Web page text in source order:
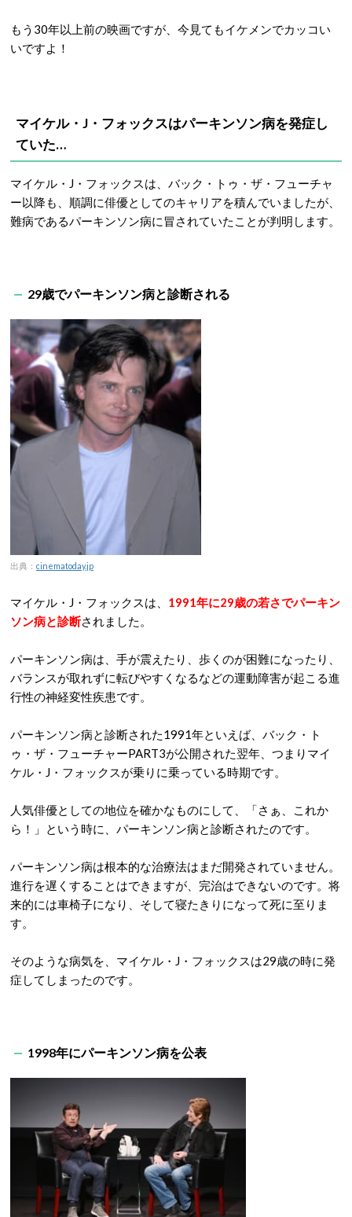
もう30年以上前の映画ですが、今見てもイケメンでカッコい
いですよ！
マイケル・J・フォックスはパーキンソン病を発症し
ていた…
マイケル・J・フォックスは、バック・トゥ・ザ・フューチャ
ー以降も、順調に俳優としてのキャリアを積んでいましたが、
難病であるパーキンソン病に冒されていたことが判明します。
29歳でパーキンソン病と診断される
出典： cinematoday.jp
マイケル・J・フォックスは、 1991年に29歳の若さでパーキン
ソン病と診断されました。
パーキンソン病は、手が震えたり、歩くのが困難になったり、
バランスが取れずに転びやすくなるなどの運動障害が起こる進
行性の神経変性疾患です。
パーキンソン病と診断された1991年といえば、バック・ト
ゥ・ザ・フューチャーPART3が公開された翌年、つまりマイ
ケル・J・フォックスが乗りに乗っている時期です。
人気俳優としての地位を確かなものにして、「さぁ、これか
ら！」という時に、パーキンソン病と診断されたのです。
パーキンソン病は根本的な治療法はまだ開発されていません。
進行を遅くすることはできますが、完治はできないのです。将
来的には車椅子になり、そして寝たきりになって死に至りま
す。
そのような病気を、マイケル・J・フォックスは29歳の時に発
症してしまったのです。
1998年にパーキンソン病を公表